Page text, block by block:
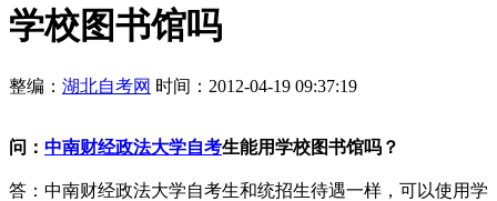
学校图书馆吗
整编： 湖北自考网 时间：2012-04-19 09:37:19
问： 中南财经政法大学自考生能用学校图书馆吗？
答：中南财经政法大学自考生和统招生待遇一样，可以使用学